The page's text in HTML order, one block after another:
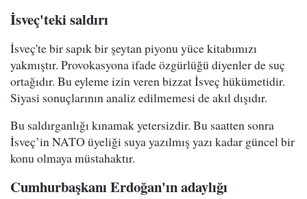
İsveç'teki saldırı
İsveç'te bir sapık bir şeytan piyonu yüce kitabımızı
yakmıştır. Provokasyona ifade özgürlüğü diyenler de suç
ortağıdır. Bu eyleme izin veren bizzat İsveç hükümetidir.
Siyasi sonuçlarının analiz edilmemesi de akıl dışıdır.
Bu saldırganlığı kınamak yetersizdir. Bu saatten sonra
İsveç’in NATO üyeliği suya yazılmış yazı kadar güncel bir
konu olmaya müstahaktır.
Cumhurbaşkanı Erdoğan'ın adaylığı